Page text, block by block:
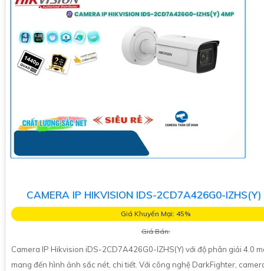
CAMERA IP HIKVISION IDS-2CD7A426G0-IZHS(Y)
Giá Khuyến Mại: 45%
Giá Bán:
Camera IP Hikvision iDS-2CD7A426G0-IZHS(Y) với độ phân giải 4.0
mang đến hình ảnh sắc nét, chi tiết. Với công nghệ DarkFighter,